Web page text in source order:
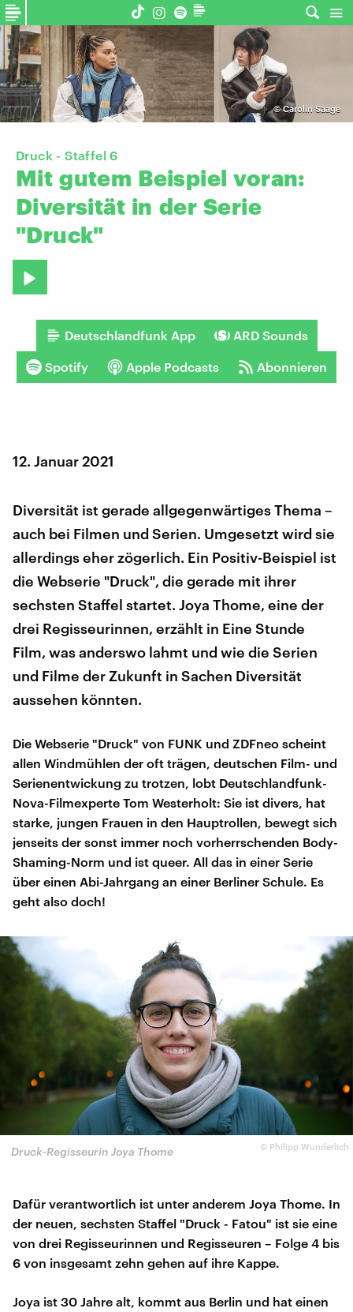
©Carolin Saage
Druck - Staffel 6
Mit gutem Beispiel voran:
Diversität in der Serie
"Druck"
Deutschlandfunk App ARD Sounds
Spotify Apple Podcasts Abonnieren
12. Januar 2021
Diversität ist gerade allgegenwärtiges Thema –
auch bei Filmen und Serien. Umgesetzt wird sie
allerdings eher zögerlich. Ein Positiv-Beispiel ist
die Webserie "Druck", die gerade mit ihrer
sechsten Staffel startet. Joya Thome, eine der
drei Regisseurinnen, erzählt in Eine Stunde
Film, was anderswo lahmt und wie die Serien
und Filme der Zukunft in Sachen Diversität
aussehen könnten.
Die Webserie "Druck" von FUNK und ZDFneo scheint
allen Windmühlen der oft trägen, deutschen Film- und
Serienentwickung zu trotzen, lobt Deutschlandfunk-
Nova-Filmexperte Tom Westerholt: Sie ist divers, hat
starke, jungen Frauen in den Hauptrollen, bewegt sich
jenseits der sonst immer noch vorherrschenden Body-
Shaming-Norm und ist queer. All das in einer Serie
über einen Abi-Jahrgang an einer Berliner Schule. Es
geht also doch!
© Philipp Wunderlich
Druck-Regisseurin Joya Thome
Dafür verantwortlich ist unter anderem Joya Thome. In
der neuen, sechsten Staffel "Druck - Fatou" ist sie eine
von drei Regisseurinnen und Regisseuren – Folge 4 bis
6 von insgesamt zehn gehen auf ihre Kappe.
Joya ist 30 Jahre alt, kommt aus Berlin und hat einen